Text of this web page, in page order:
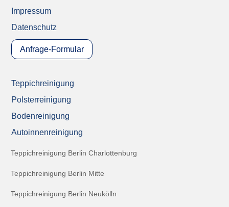
Impressum
Datenschutz
Anfrage-Formular
Teppichreinigung
Polsterreinigung
Bodenreinigung
Autoinnenreinigung
Teppichreinigung Berlin Charlottenburg
Teppichreinigung Berlin Mitte
Teppichreinigung Berlin Neukölln